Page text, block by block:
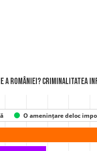
României? Criminalitatea
O amenințare deloc